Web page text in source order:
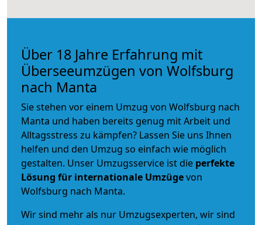
Über 18 Jahre Erfahrung mit
Überseeumzügen von Wolfsburg
nach Manta
Sie stehen vor einem Umzug von Wolfsburg nach
Manta und haben bereits genug mit Arbeit und
Alltagsstress zu kämpfen? Lassen Sie uns Ihnen
helfen und den Umzug so einfach wie möglich
gestalten. Unser Umzugsservice ist die perfekte
Lösung für internationale Umzügevon
Wolfsburg nach Manta.
Wir sind mehr als nur Umzugsexperten, wir sind